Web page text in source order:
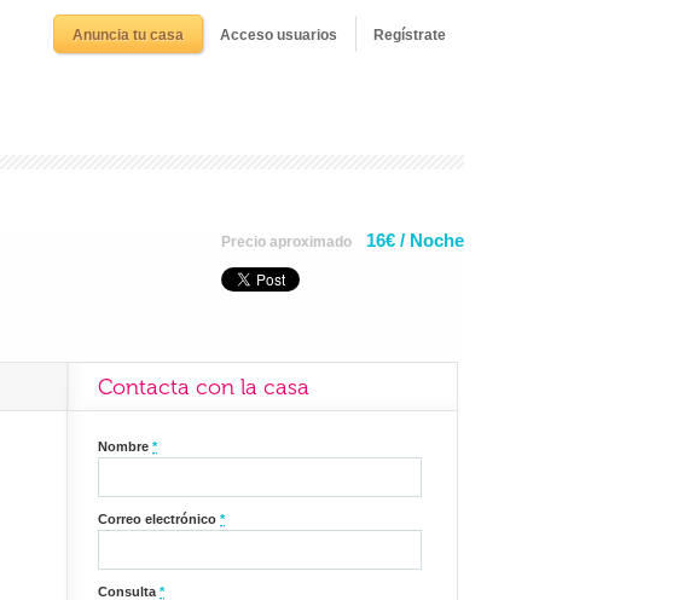
Anuncia tu casa Acceso usuarios Regístrate
Precio aproximado 16€ / Noche
Contacta con la casa
Nombre*
Correo electrónico*
Consulta*